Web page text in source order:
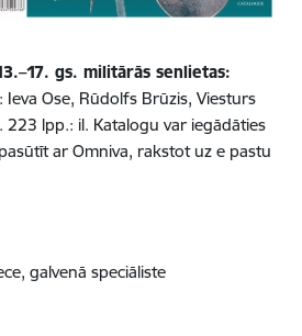
gs. militārās senlietas:
Ieva Ose, Rūdolfs Brūzis, Viesturs
lpp.: il. Katalogu var iegādāties
ar Omniva, rakstot uz e pastu
galvenā speciāliste